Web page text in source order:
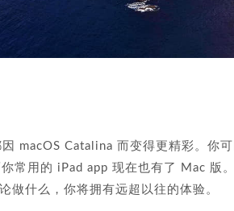
macOS Catalina 而变得更精彩。你
常用的 iPad app 现在也有了 Mac 版
做什么，你将拥有远超以往的体验。